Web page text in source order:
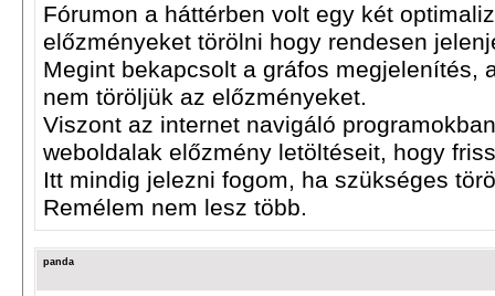
Fórumon a háttérben volt egy két
előzményeket törölni hogy rendesen
Megint bekapcsolt a gráfos megjelenítés,
nem töröljük az előzményeket.
Viszont az internet navigáló
weboldalak előzmény letöltéseit, hogy
Itt mindig jelezni fogom, ha szükséges
Remélem nem lesz több.
panda